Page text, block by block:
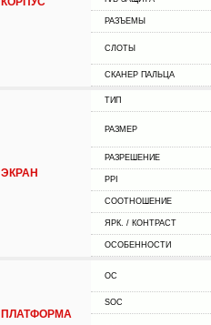
РАЗЪЕМЫ
СЛОТЫ
СКАНЕР ПАЛЬЦА
ЭКРАН
ТИП
РАЗМЕР
РАЗРЕШЕНИЕ
PPI
СООТНОШЕНИЕ
ЯРК. / КОНТРАСТ
ОСОБЕННОСТИ
ПЛАТФОРМА
ОС
SOC